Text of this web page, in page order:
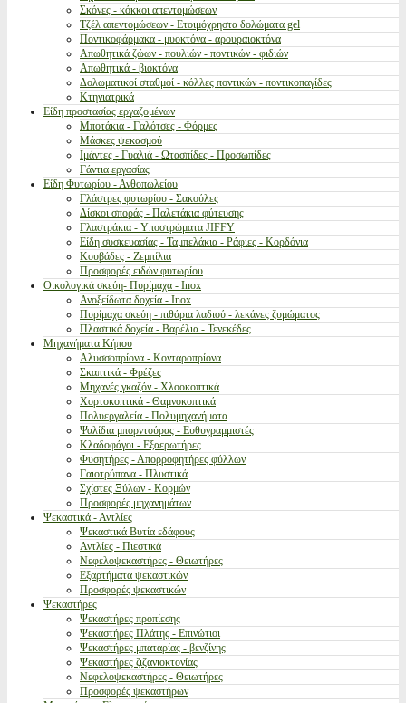
Σκόνες - κόκκοι απεντομώσεων
Τζέλ απεντομώσεων - Ετοιμόχρηστα δολώματα gel
Ποντικοφάρμακα - μυοκτόνα - αρουραιοκτόνα
Απωθητικά ζώων - πουλιών - ποντικών - φιδιών
Απωθητικά - βιοκτόνα
Δολωματικοί σταθμοί - κόλλες ποντικών - ποντικοπαγίδες
Κτηνιατρικά
Είδη προστασίας εργαζομένων
Μποτάκια - Γαλότσες - Φόρμες
Μάσκες ψεκασμού
Ιμάντες - Γυαλιά - Ωτασπίδες - Προσωπίδες
Γάντια εργασίας
Είδη Φυτωρίου - Ανθοπωλείου
Γλάστρες φυτωρίου - Σακούλες
Δίσκοι σποράς - Παλετάκια φύτευσης
Γλαστράκια - Υποστρώματα JIFFY
Είδη συσκευασίας - Ταμπελάκια - Ράφιες - Κορδόνια
Κουβάδες - Ζεμπίλια
Προσφορές ειδών φυτωρίου
Οικολογικά σκεύη- Πυρίμαχα - Inox
Ανοξείδωτα δοχεία - Inox
Πυρίμαχα σκεύη - πιθάρια λαδιού - λεκάνες ζυμώματος
Πλαστικά δοχεία - Βαρέλια - Τενεκέδες
Μηχανήματα Κήπου
Αλυσσοπρίονα - Κονταροπρίονα
Σκαπτικά - Φρέζες
Μηχανές γκαζόν - Χλοοκοπτικά
Χορτοκοπτικά - Θαμνοκοπτικά
Πολυεργαλεία - Πολυμηχανήματα
Ψαλίδια μπορντούρας - Ευθυγραμμιστές
Κλαδοφάγοι - Εξαερωτήρες
Φυσητήρες - Απορροφητήρες φύλλων
Γαιοτρύπανα - Πλυστικά
Σχίστες Ξύλων - Κορμών
Προσφορές μηχανημάτων
Ψεκαστικά - Αντλίες
Ψεκαστικά Βυτία εδάφους
Αντλίες - Πιεστικά
Νεφελοψεκαστήρες - Θειωτήρες
Εξαρτήματα ψεκαστικών
Προσφορές ψεκαστικών
Ψεκαστήρες
Ψεκαστήρες προπίεσης
Ψεκαστήρες Πλάτης - Επινώτιοι
Ψεκαστήρες μπαταρίας - βενζίνης
Ψεκαστήρες ζιζανιοκτονίας
Νεφελοψεκαστήρες - Θειωτήρες
Προσφορές ψεκαστήρων